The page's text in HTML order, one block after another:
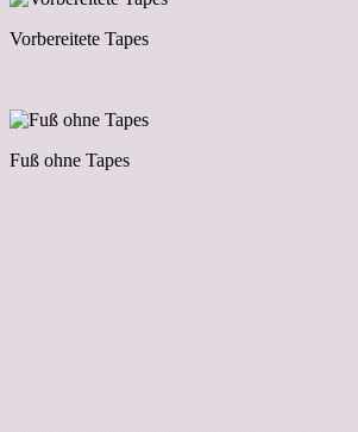
Vorbereitete Tapes
Fuß ohne Tapes